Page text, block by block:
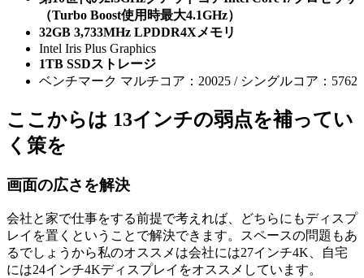
（Turbo Boost使用時最大4.1GHz）
32GB 3,733MHz LPDDR4Xメモリ
Intel Iris Plus Graphics
1TB SSDストレージ
ベンチマーク マルチコア：20025 / シングルコア：5762
ここからは 13インチの弱点を補ってい
く策を
画面の広さを解決
会社と家で仕事をする前提で考えれば、どちらにもディスプ
レイを置くということで解決できます。スペースの問題もあ
るでしょうから私のオススメは会社には27インチ4K、自宅
には24インチ4Kディスプレイをオススメしています。